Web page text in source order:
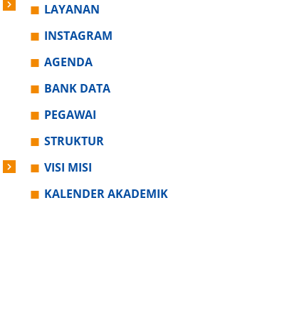
LAYANAN
INSTAGRAM
AGENDA
BANK DATA
PEGAWAI
STRUKTUR
VISI MISI
KALENDER AKADEMIK